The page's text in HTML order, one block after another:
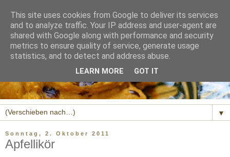
▼
Sonntag, 2. Oktober 2011
Apfellikör
This site uses cookies from Google to deliver its services
and to analyze traffic. Your IP address and user-agent are
shared with Google along with performance and security
metrics to ensure quality of service, generate usage
statistics, and to detect and address abuse.
LEARN MORE GOT IT